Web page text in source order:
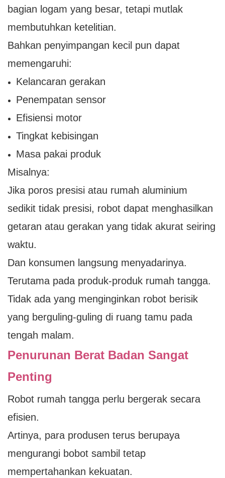
bagian logam yang besar, tetapi mutlak
membutuhkan ketelitian.
Bahkan penyimpangan kecil pun dapat
memengaruhi:
Kelancaran gerakan
Penempatan sensor
Efisiensi motor
Tingkat kebisingan
Masa pakai produk
Misalnya:
Jika poros presisi atau rumah aluminium
sedikit tidak presisi, robot dapat menghasilkan
getaran atau gerakan yang tidak akurat seiring
waktu.
Dan konsumen langsung menyadarinya.
Terutama pada produk-produk rumah tangga.
Tidak ada yang menginginkan robot berisik
yang berguling-guling di ruang tamu pada
tengah malam.
Penurunan Berat Badan Sangat
Penting
Robot rumah tangga perlu bergerak secara
efisien.
Artinya, para produsen terus berupaya
mengurangi bobot sambil tetap
mempertahankan kekuatan.